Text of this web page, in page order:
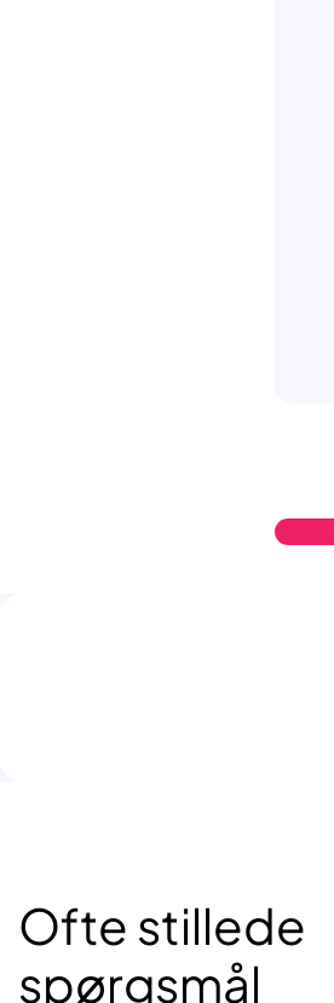
Ofte stillede
spørgsmål